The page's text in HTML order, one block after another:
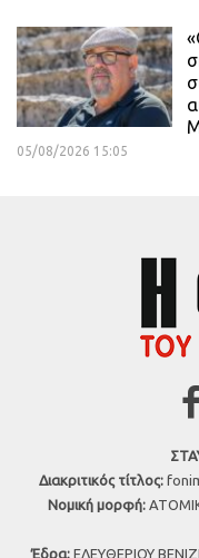
05/08/2026 15:05
Διακριτικός τίτλος:
Νομική μορφή:
Έδρα: ΕΛΕΥΘΕΡΙΟΥ